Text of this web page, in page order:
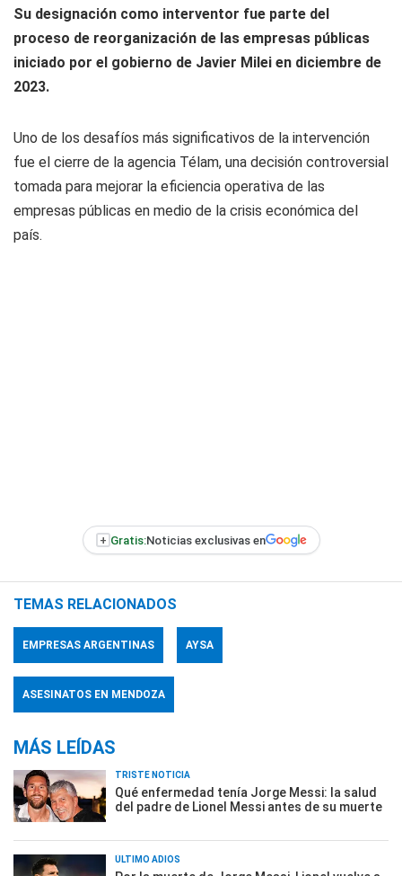
Su designación como interventor fue parte del
proceso de reorganización de las empresas públicas
iniciado por el gobierno de Javier Milei en diciembre de
2023.
Uno de los desafíos más significativos de la intervención
fue el cierre de la agencia Télam, una decisión controversial
tomada para mejorar la eficiencia operativa de las
empresas públicas en medio de la crisis económica del
país.
+ Gratis:Noticias exclusivas en
TEMAS RELACIONADOS
EMPRESAS ARGENTINAS AYSA
ASESINATOS EN MENDOZA
MÁS LEÍDAS
TRISTE NOTICIA
Qué enfermedad tenía Jorge Messi: la salud
del padre de Lionel Messi antes de su muerte
ÚLTIMO ADIÓS